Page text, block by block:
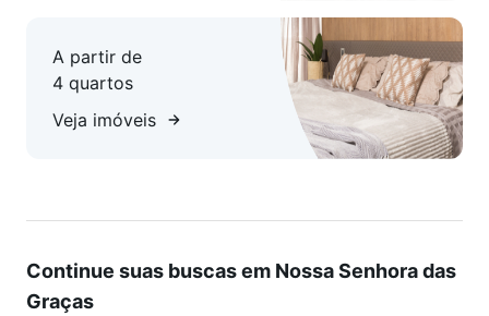
A partir de
4 quartos
Veja imóveis
Continue suas buscas em Nossa Senhora das
Graças